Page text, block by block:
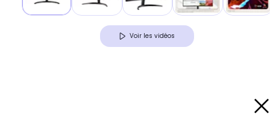
Voir les vidéos